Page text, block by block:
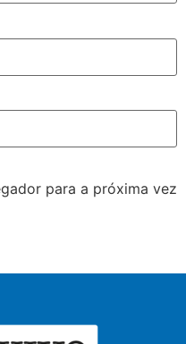
para a próxima vez